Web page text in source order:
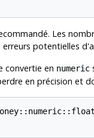
Les
potentielles
en numeric
en précision et